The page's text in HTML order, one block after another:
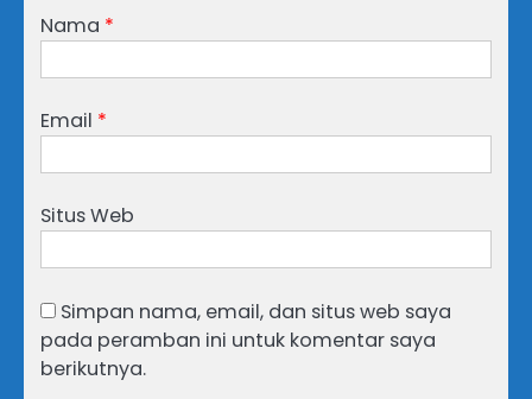
Nama *
Email *
Situs Web
Simpan nama, email, dan situs web saya
pada peramban ini untuk komentar saya
berikutnya.